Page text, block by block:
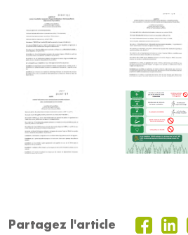
Partagez l'article